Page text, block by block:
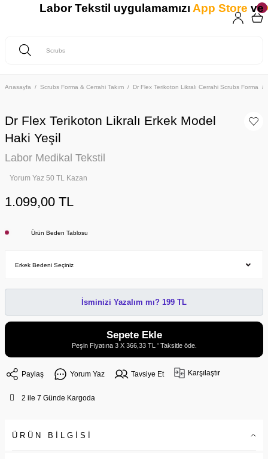
Anasayfa Scrubs Forma & Cerrahi Takım Dr Flex Terikoton Likralı Cerrahi Scrubs Forma
Dr Flex Terikoton Likralı Erkek Model
Haki Yeşil
Labor Medikal Tekstil
Yorum Yaz 50 TL Kazan
1.099,00 TL
Ürün Beden Tablosu
İsminizi Yazalım mı? 199 TL
Sepete Ekle
Peşin Fiyatına 3 X 366,33 TL ' Taksitle öde.
Paylaş Yorum Yaz Tavsiye Et Karşılaştır
2 ile 7 Günde Kargoda
ÜRÜN BİLGİSİ
Labor Tekstil uygulamamızıApp Storeve